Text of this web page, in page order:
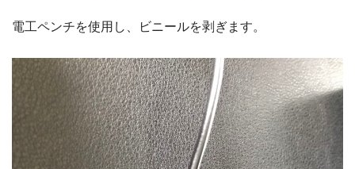
電工ペンチを使用し、ビニールを剥ぎます。